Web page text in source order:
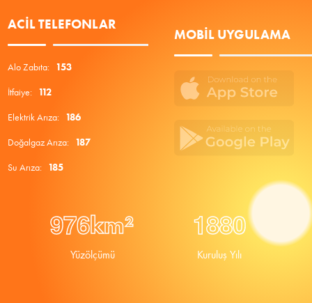
ACIL TELEFONLAR
Alo Zabıta: 153
İtfaiye: 112
Elektrik Arıza: 186
Doğalgaz Arıza: 187
Su Arıza: 185
MOBIL UYGULAMA
976km²
Yüzölçümü
1880
Kuruluş Yılı